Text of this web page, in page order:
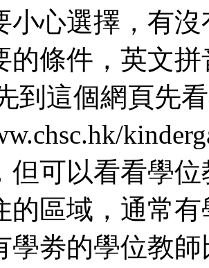
小心選擇，有
的條件，英文
到這個網頁先
但可以看看學
的區域，通常
學劵的學位教